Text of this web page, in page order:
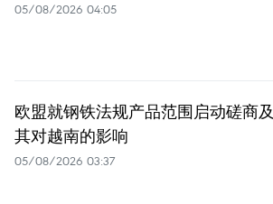
05/08/2026 04:05
欧盟就钢铁法规产品范围启动磋商及
其对越南的影响
05/08/2026 03:37